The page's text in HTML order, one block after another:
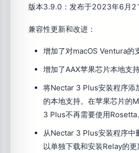
版本3.9.0：发布于2023年6月
兼容性更新和改进：
增加了对macOS Ventura的
增加了AAX苹果芯片本地支持
将Nectar 3 Plus安装程序添
的本地支持。在苹果芯片的
3 Plus不再需要使用Rosetta
从Nectar 3 Plus安装程序中
以单独下载和安装Relay的